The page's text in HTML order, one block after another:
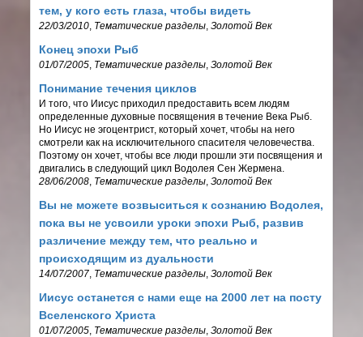
тем, у кого есть глаза, чтобы видеть
22/03/2010 Тематические разделы ,Золотой Век
Конец эпохи Рыб
01/07/2005 Тематические разделы ,Золотой Век
Понимание течения циклов
И того, что Иисус приходил предоставить всем людям
определенные духовные посвящения в течение Века Рыб.
Но Иисус не эгоцентрист, который хочет, чтобы на него
смотрели как на исключительного спасителя человечества.
Поэтому он хочет, чтобы все люди прошли эти посвящения и
двигались в следующий цикл Водолея Сен Жермена.
28/06/2008 Тематические разделы ,Золотой Век
Вы не можете возвыситься к сознанию Водолея,
пока вы не усвоили уроки эпохи Рыб, развив
различение между тем, что реально и
происходящим из дуальности
14/07/2007 Тематические разделы ,Золотой Век
Иисус останется с нами еще на 2000 лет на посту
Вселенского Христа
01/07/2005 Тематические разделы ,Золотой Век